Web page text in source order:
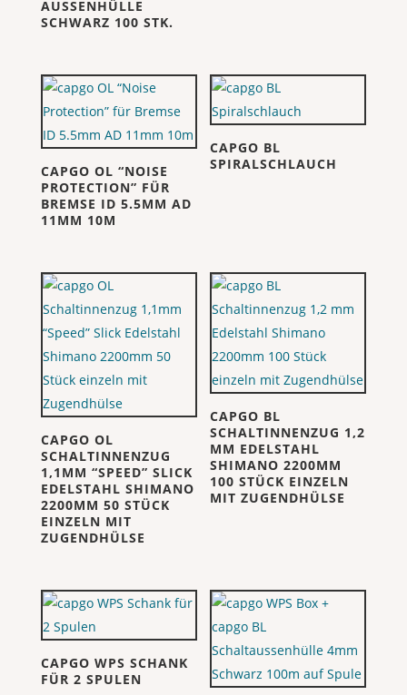
AUSSENHÜLLE
SCHWARZ 100 STK.
CAPGO OL “NOISE
PROTECTION” FÜR
BREMSE ID 5.5MM AD
11MM 10M
CAPGO BL
SPIRALSCHLAUCH
CAPGO OL
SCHALTINNENZUG
1,1MM “SPEED” SLICK
EDELSTAHL SHIMANO
2200MM 50 STÜCK
EINZELN MIT
ZUGENDHÜLSE
CAPGO BL
SCHALTINNENZUG 1,2
MM EDELSTAHL
SHIMANO 2200MM
100 STÜCK EINZELN
MIT ZUGENDHÜLSE
CAPGO WPS SCHANK
FÜR 2 SPULEN